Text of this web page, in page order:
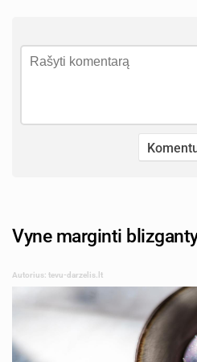
Vyne marginti
Autorius: tevu-darzelis.lt